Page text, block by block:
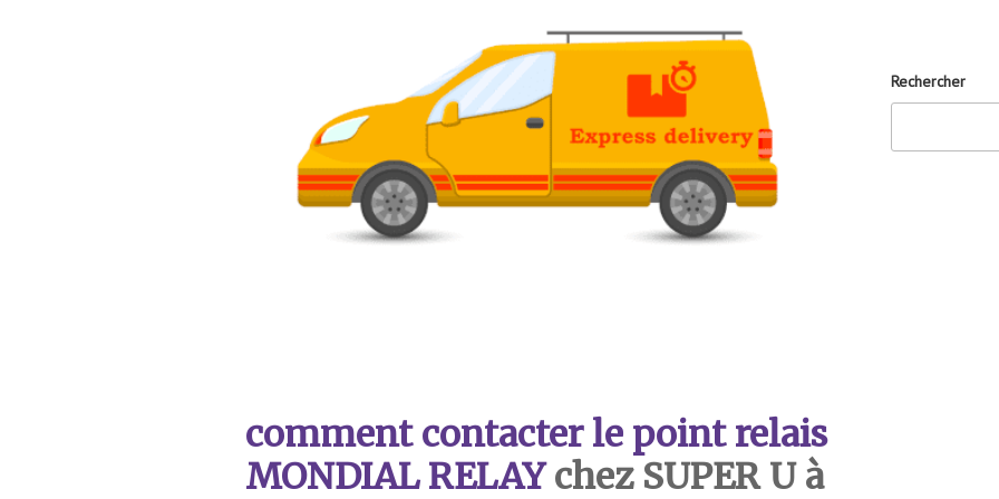
comment contacter le point relais
MONDIAL RELAYchez SUPER U à
Rechercher